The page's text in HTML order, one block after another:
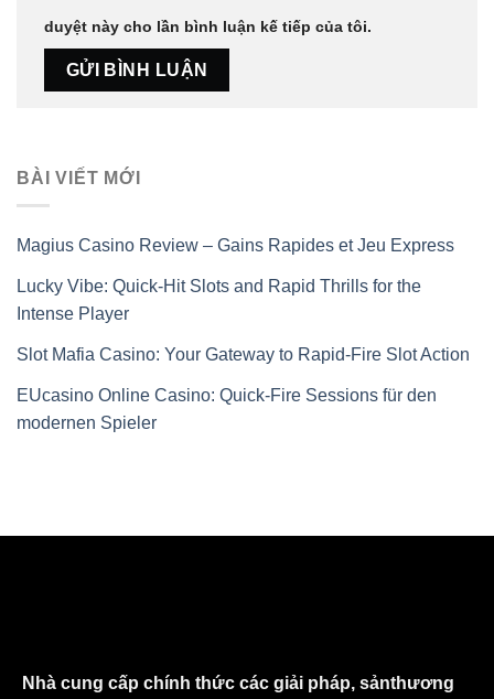
duyệt này cho lần bình luận kế tiếp của tôi.
BÀI VIẾT MỚI
Magius Casino Review – Gains Rapides et Jeu Express
Lucky Vibe: Quick‑Hit Slots and Rapid Thrills for the
Intense Player
Slot Mafia Casino: Your Gateway to Rapid‑Fire Slot Action
EUcasino Online Casino: Quick‑Fire Sessions für den
modernen Spieler
Nhà cung cấp chính thức các giải pháp, sảnthương